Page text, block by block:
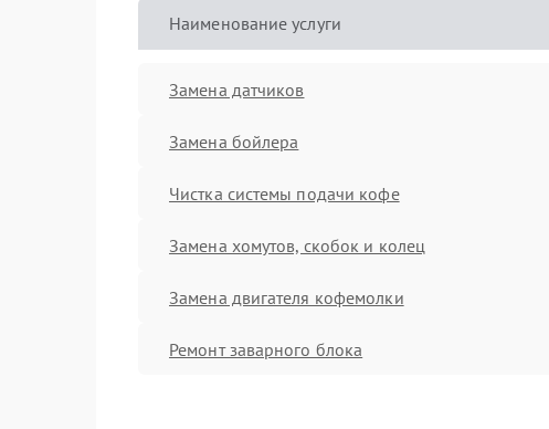
Наименование услуги
Замена датчиков
Замена бойлера
Чистка системы подачи кофе
Замена хомутов, скобок и колец
Замена двигателя кофемолки
Ремонт заварного блока